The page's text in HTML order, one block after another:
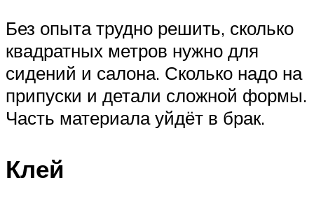
Без опыта трудно решить, сколько
квадратных метров нужно для
сидений и салона. Сколько надо на
припуски и детали сложной формы.
Часть материала уйдёт в брак.
Клей